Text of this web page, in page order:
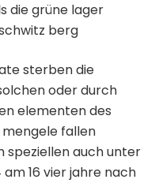
die grüne lager
berg
sterben die
oder durch
elementen des
fallen
speziellen auch unter
16 vier jahre nach